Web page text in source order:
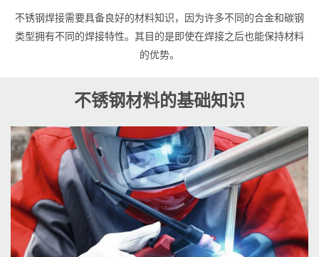
不锈钢焊接需要具备良好的材料知识，因为许多不同的合金和碳钢
类型拥有不同的焊接特性。其目的是即使在焊接之后也能保持材料
的优势。
不锈钢材料的基础知识